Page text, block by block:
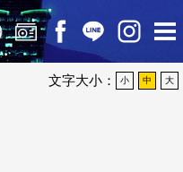
文字大小： 小 中 大